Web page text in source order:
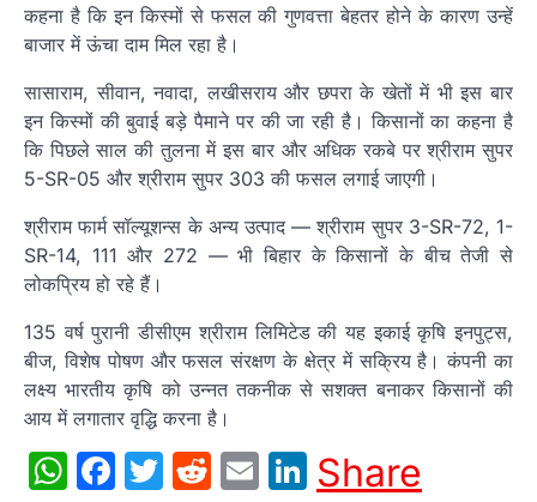
कहना है कि इन किस्मों से फसल की गुणवत्ता बेहतर होने के कारण उन्हें
बाजार में ऊंचा दाम मिल रहा है।
सासाराम, सीवान, नवादा, लखीसराय और छपरा के खेतों में भी इस बार
इन किस्मों की बुवाई बड़े पैमाने पर की जा रही है। किसानों का कहना है
कि पिछले साल की तुलना में इस बार और अधिक रकबे पर श्रीराम सुपर
5-SR-05 और श्रीराम सुपर 303 की फसल लगाई जाएगी।
श्रीराम फार्म सॉल्यूशन्स के अन्य उत्पाद — श्रीराम सुपर 3-SR-72, 1-
SR-14, 111 और 272 — भी बिहार के किसानों के बीच तेजी से
लोकप्रिय हो रहे हैं।
135 वर्ष पुरानी डीसीएम श्रीराम लिमिटेड की यह इकाई कृषि इनपुट्स,
बीज, विशेष पोषण और फसल संरक्षण के क्षेत्र में सक्रिय है। कंपनी का
लक्ष्य भारतीय कृषि को उन्नत तकनीक से सशक्त बनाकर किसानों की
आय में लगातार वृद्धि करना है।
WhatsApp
Facebook
Twitter
Reddit
EmailLinkedIn
Share